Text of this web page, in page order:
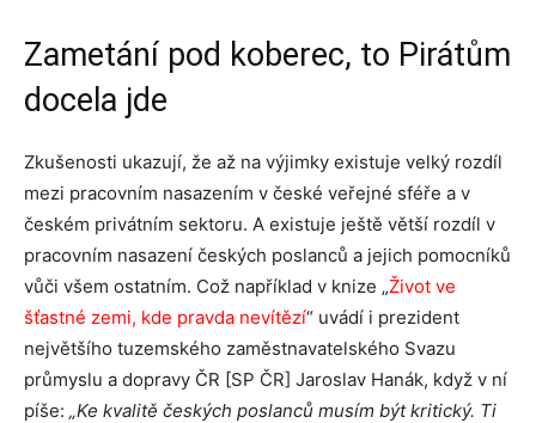
Zametání pod koberec, to Pirátům
docela jde
Zkušenosti ukazují, že až na výjimky existuje velký rozdíl
mezi pracovním nasazením v české veřejné sféře a v
českém privátním sektoru. A existuje ještě větší rozdíl v
pracovním nasazení českých poslanců a jejich pomocníků
vůči všem ostatním. Což například v knize „Život ve
šťastné zemi, kde pravda nevítězí“ uvádí i prezident
největšího tuzemského zaměstnavatelského Svazu
průmyslu a dopravy ČR [SP ČR] Jaroslav Hanák, když v ní
píše: „Ke kvalitě českých poslanců musím být kritický. Ti